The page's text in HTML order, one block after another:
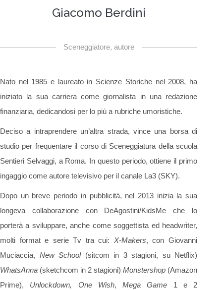
Giacomo Berdini
Sceneggiatore, autore
Nato nel 1985 e laureato in Scienze Storiche nel 2008, ha
iniziato la sua carriera come giornalista in una redazione
finanziaria, dedicandosi per lo più a rubriche umoristiche.
Deciso a intraprendere un’altra strada, vince una borsa di
studio per frequentare il corso di Sceneggiatura della scuola
Sentieri Selvaggi, a Roma. In questo periodo, ottiene il primo
ingaggio come autore televisivo per il canale La3 (SKY).
Dopo un breve periodo in pubblicità, nel 2013 inizia la sua
longeva collaborazione con DeAgostini/KidsMe che lo
porterà a sviluppare, anche come soggettista ed headwriter,
molti format e serie Tv tra cui: X-Makers, con Giovanni
Muciaccia, New School(sitcom in 3 stagioni, su Netflix)
WhatsAnna (sketchcom in 2 stagioni) Monstershop (Amazon
Prime), Unlockdown, One Wish, Mega Game 1 e 2